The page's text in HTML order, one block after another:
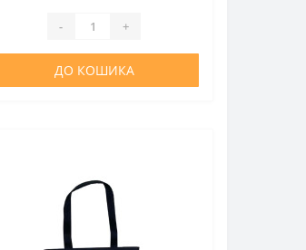
не потребує додаткових операцій зі
- +
ДО КОШИКА